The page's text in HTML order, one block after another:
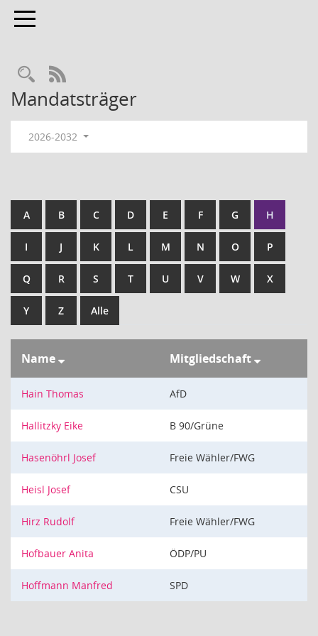
Toggle navigation
RSS-Feed
Mandatsträger
2026-2032
A B C D E F G H
I J K L M N O P
Q R S T U V W X
Y Z Alle
Name Mitgliedschaft
Hain Thomas AfD
Hallitzky Eike B 90/Grüne
Hasenöhrl Josef Freie Wähler/FWG
Heisl Josef CSU
Hirz Rudolf Freie Wähler/FWG
Hofbauer Anita ÖDP/PU
Hoffmann Manfred SPD